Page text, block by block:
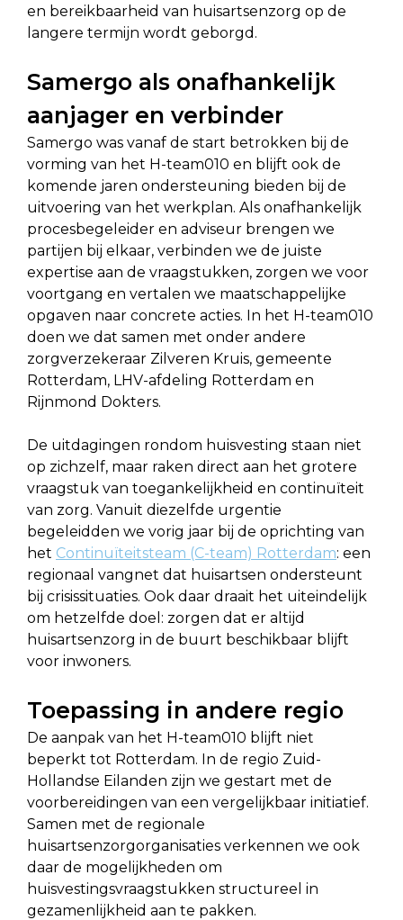
en bereikbaarheid van huisartsenzorg op de
langere termijn wordt geborgd.
Samergo als onafhankelijk
aanjager en verbinder
Samergo was vanaf de start betrokken bij de
vorming van het H-team010 en blijft ook de
komende jaren ondersteuning bieden bij de
uitvoering van het werkplan. Als onafhankelijk
procesbegeleider en adviseur brengen we
partijen bij elkaar, verbinden we de juiste
expertise aan de vraagstukken, zorgen we voor
voortgang en vertalen we maatschappelijke
opgaven naar concrete acties. In het H-team010
doen we dat samen met onder andere
zorgverzekeraar Zilveren Kruis, gemeente
Rotterdam, LHV-afdeling Rotterdam en
Rijnmond Dokters.
De uitdagingen rondom huisvesting staan niet
op zichzelf, maar raken direct aan het grotere
vraagstuk van toegankelijkheid en continuïteit
van zorg. Vanuit diezelfde urgentie
begeleidden we vorig jaar bij de oprichting van
het Continuïteitsteam (C-team) Rotterdam: een
regionaal vangnet dat huisartsen ondersteunt
bij crisissituaties. Ook daar draait het uiteindelijk
om hetzelfde doel: zorgen dat er altijd
huisartsenzorg in de buurt beschikbaar blijft
voor inwoners.
Toepassing in andere regio
De aanpak van het H-team010 blijft niet
beperkt tot Rotterdam. In de regio Zuid-
Hollandse Eilanden zijn we gestart met de
voorbereidingen van een vergelijkbaar initiatief.
Samen met de regionale
huisartsenzorgorganisaties verkennen we ook
daar de mogelijkheden om
huisvestingsvraagstukken structureel in
gezamenlijkheid aan te pakken.